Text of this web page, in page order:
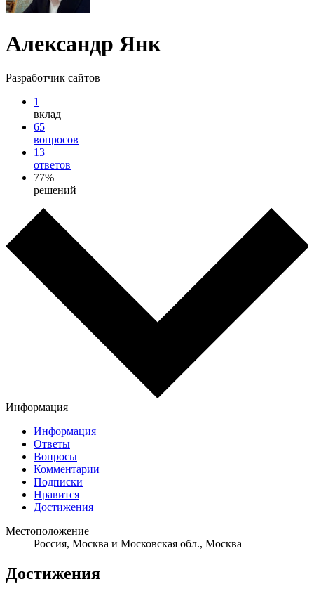
Александр Янк
Разработчик сайтов
1
вклад
65
вопросов
13
ответов
77%
решений
Информация
Информация
Ответы
Вопросы
Комментарии
Подписки
Нравится
Достижения
Местоположение
Россия, Москва и Московская обл., Москва
Достижения